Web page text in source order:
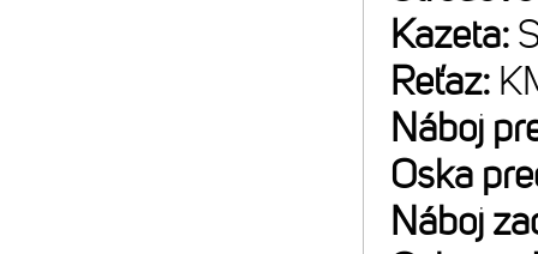
Kazeta:
Reťaz:
Náboj
Oska
Náboj